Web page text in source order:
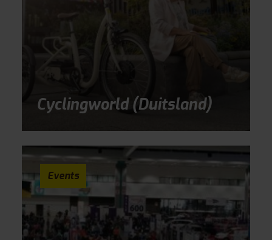
Cyclingworld (Duitsland)
Events